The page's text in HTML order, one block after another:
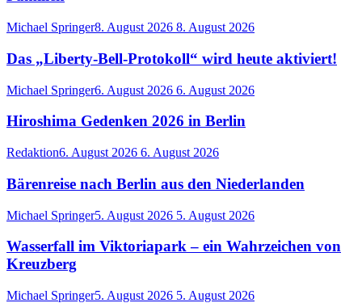
Michael Springer8. August 2026 8. August 2026
Das „Liberty-Bell-Protokoll“ wird heute aktiviert!
Michael Springer6. August 2026 6. August 2026
Hiroshima Gedenken 2026 in Berlin
Redaktion6. August 2026 6. August 2026
Bärenreise nach Berlin aus den Niederlanden
Michael Springer5. August 2026 5. August 2026
Wasserfall im Viktoriapark – ein Wahrzeichen von
Kreuzberg
Michael Springer5. August 2026 5. August 2026